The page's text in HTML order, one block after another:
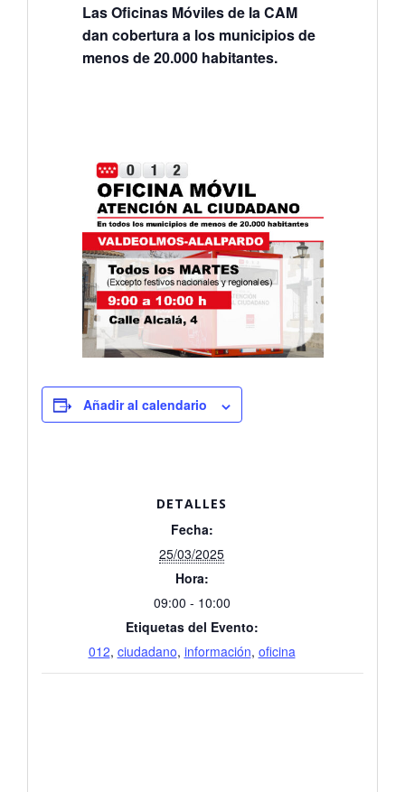
Las Oficinas Móviles de la CAM
dan cobertura a los municipios de
menos de 20.000 habitantes.
Añadir al calendario
DETALLES
Fecha:
25/03/2025
Hora:
09:00 - 10:00
Etiquetas del Evento:
012, ciudadano, información, oficina